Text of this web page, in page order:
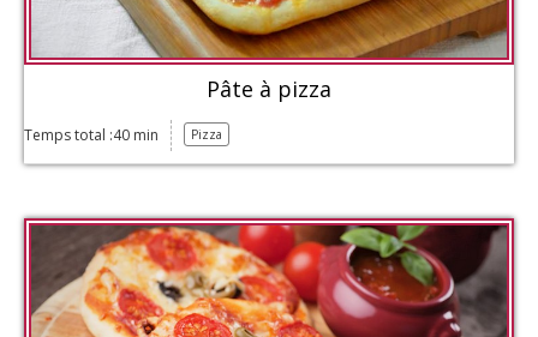
Pâte à pizza
Temps total :40 min Pizza